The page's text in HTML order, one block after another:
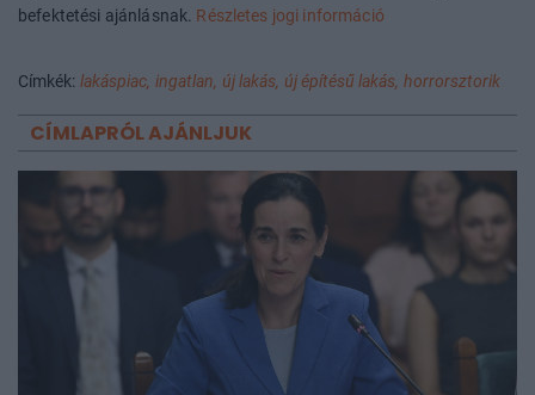
befektetési ajánlásnak. Részletes jogi információ
Címkék: lakáspiac, ingatlan, új lakás, új építésű lakás, horrorsztorik
CÍMLAPRÓL AJÁNLJUK